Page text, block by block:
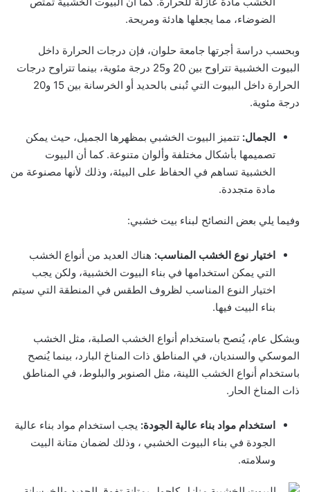
الضوضاء، مما يجعلها هادئة ومريحة.
وبحسب دراسة أجرتها جامعة حلوان، فإن درجات الحرارة داخل
البيوت الخشبية تتراوح بين 20 و25 درجة مئوية، بينما تتراوح درجات
الحرارة داخل البيوت التي تُبنى بالحديد أو الخرسانة بين 15 و20
درجة مئوية.
الجمال: تتميز البيوت الخشبي بمظهرها الجميل، حيث يمكن
تصميمها بأشكال مختلفة وألوان متنوعة. كما أن البيوت
الخشبية تساهم في الحفاظ على البيئة، وذلك لأنها مصنوعة من
مادة متجددة.
وفيما يلي بعض النصائح لبناء بيت خشبي:
اختيار نوع الخشب المناسب: هناك العديد من أنواع الخشب
التي يمكن استخدامها في بناء البيوت الخشبية، ولكن يجب
اختيار النوع المناسب لظروف الطقس في المنطقة التي سيتم
بناء البيت فيها.
وبشكل عام، يُنصح باستخدام أنواع الخشب الصلبة، مثل الخشب
الموسكي والسنديان، في المناطق ذات المناخ البارد، بينما يُنصح
باستخدام أنواع الخشب اللينة، مثل الصنوبر والبلوط، في المناطق
ذات المناخ الحار.
استخدام مواد بناء عالية الجودة: يجب استخدام مواد بناء عالية
الجودة في بناء البيوت الخشبي ، وذلك لضمان متانة البيت
وسلامته.